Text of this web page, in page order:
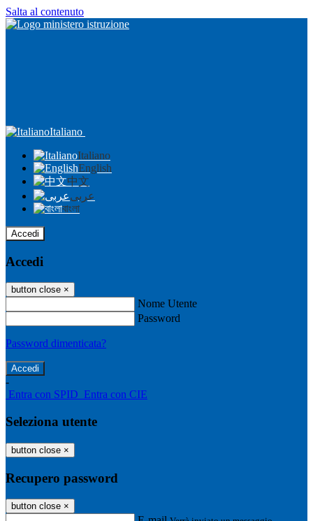
Salta al contenuto
Italiano
Italiano
English
中文
عربى
বাংলা
Accedi
Accedi
button close ×
Nome Utente
Password
Password dimenticata?
-
Entra con SPID Entra con CIE
Seleziona utente
button close ×
Recupero password
button close ×